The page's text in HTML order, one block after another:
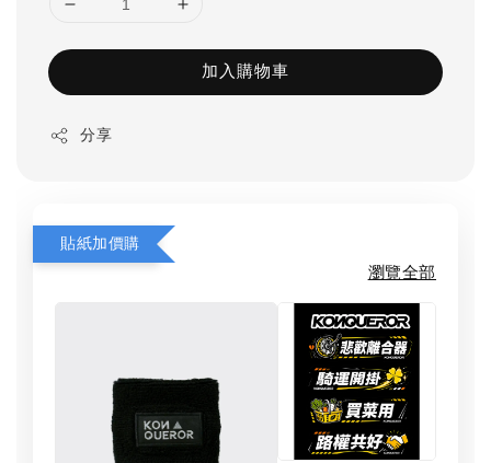
加入購物車
分享
貼紙加價購
瀏覽全部